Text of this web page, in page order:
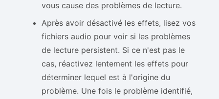
vous cause des problèmes de lecture.
Après avoir désactivé les effets, lisez vos
fichiers audio pour voir si les problèmes
de lecture persistent. Si ce n'est pas le
cas, réactivez lentement les effets pour
déterminer lequel est à l'origine du
problème. Une fois le problème identifié,